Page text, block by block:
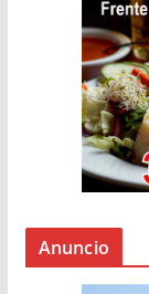
Anuncio